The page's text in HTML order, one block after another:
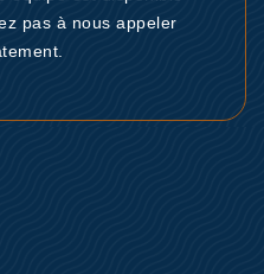
pas à nous appeler